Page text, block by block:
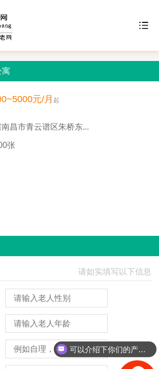
寓
元/月 起
昌市青云谱区朱桥东...
张
请如实填写以下信息
可以介绍下你们的产品么？